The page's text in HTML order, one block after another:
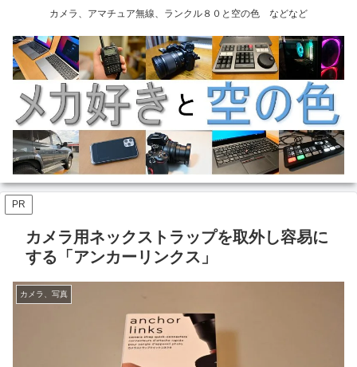
カメラ、アマチュア無線、ランクル８０と空の色 などなど
PR
カメラ用ネックストラップを取外し容易に
する「アンカーリンクス」
カメラ、写真